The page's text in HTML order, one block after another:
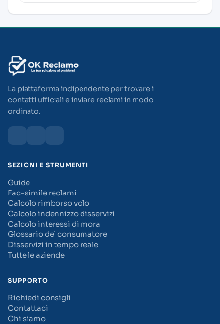
La piattaforma indipendente per trovare i
contatti ufficiali e inviare reclami in modo
ordinato.
SEZIONI E STRUMENTI
Guide
Fac-simile reclami
Calcolo rimborso volo
Calcolo indennizzo disservizi
Calcolo interessi di mora
Glossario del consumatore
Disservizi in tempo reale
Tutte le aziende
SUPPORTO
Richiedi consigli
Contattaci
Chi siamo